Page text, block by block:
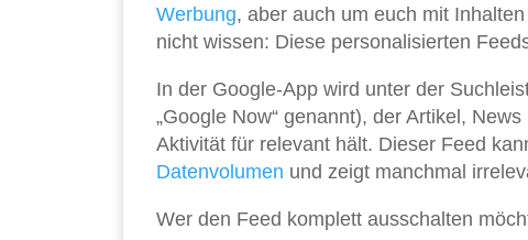
Werbung, aber auch um euch mit
nicht wissen: Diese personalisierten
In der Google-App wird unter der
„Google Now“ genannt), der Artikel,
Aktivität für relevant hält. Dieser Feed
Datenvolumen und zeigt manchmal
Wer den Feed komplett ausschalten